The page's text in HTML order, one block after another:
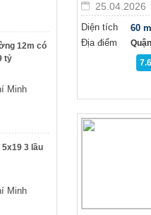
12m có
tỷ
Minh
5x19 3 lầu
Minh
25.04.2026
Diện tích
Địa điểm
60